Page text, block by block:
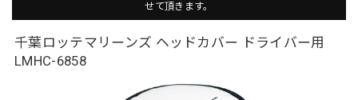
せて頂きます。
千葉ロッテマリーンズ ヘッドカバー ドライバー用
LMHC-6858